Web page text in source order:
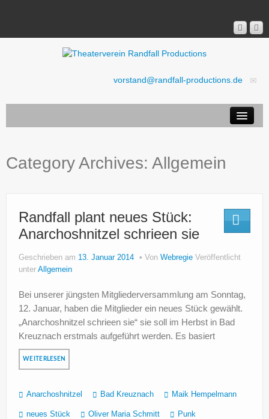
vorstand@randfall-productions.de
Stücke
Presse
Rechtliches
Category Archives: Allgemein
Randfall plant neues Stück:
Anarchoshnitzel schrieen sie
Geschrieben am 13. Januar 2014 Von Webregie Veröffentlicht
unter Allgemein
Bei unserer jüngsten Mitgliederversammlung am Sonntag,
12. Januar, haben die Mitglieder ein neues Stück gewählt.
„Anarchoshnitzel schrieen sie“ sie soll im Herbst in Bad
Kreuznach erstmals aufgeführt werden. Es basiert
WEITERLESEN
Anarchoshnitzel Bad Kreuznach Maik Hempelmann
neues Stück Oliver Maria Schmitt Punk